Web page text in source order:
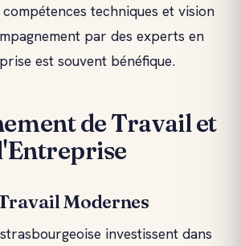
techniques et vision
par des experts en
est souvent bénéfique.
de Travail et
Modernes
investissent dans